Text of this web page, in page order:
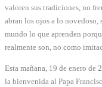
valoren sus tradiciones, no
abran los ojos a lo
mundo lo que aprenden
realmente son, no como
Esta mañana, 19 de enero de
la bienvenida al Papa